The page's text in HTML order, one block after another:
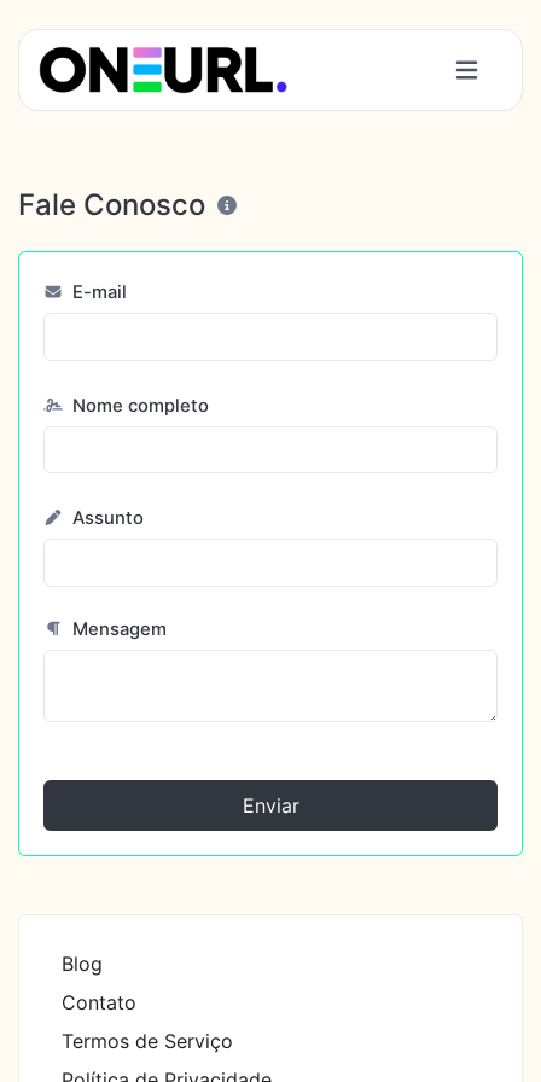
Fale Conosco
E-mail
Nome completo
Assunto
Mensagem
Enviar
Blog
Contato
Termos de Serviço